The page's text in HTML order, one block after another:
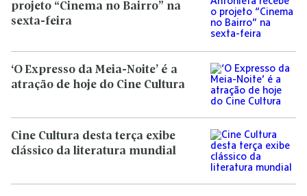
projeto “Cinema no Bairro” na
sexta-feira
‘O Expresso da Meia-Noite’ é a
atração de hoje do Cine Cultura
Cine Cultura desta terça exibe
clássico da literatura mundial